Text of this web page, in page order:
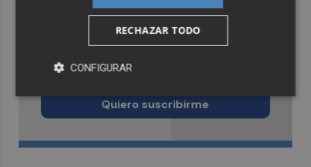
Recibe toda la actualidad de
Castellón Plaza en tu correo
Quiero suscribirme
RECHAZAR TODO
CONFIGURAR